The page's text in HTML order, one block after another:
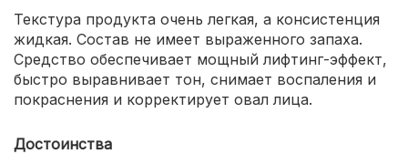
Текстура продукта очень легкая, а консистенция
жидкая. Состав не имеет выраженного запаха.
Средство обеспечивает мощный лифтинг-эффект,
быстро выравнивает тон, снимает воспаления и
покраснения и корректирует овал лица.
Достоинства